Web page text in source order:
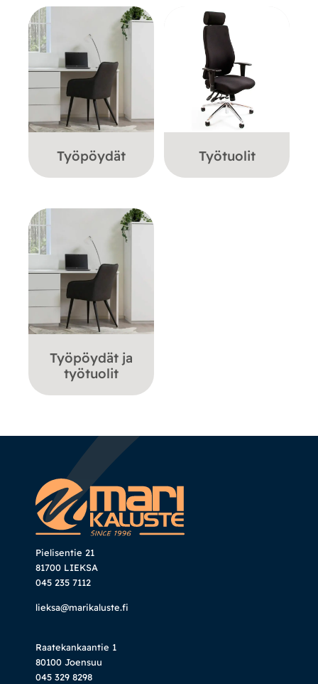
Työpöydät Työtuolit
Työpöydät ja
työtuolit
Pielisentie 21
81700 LIEKSA
045 235 7112
lieksa@marikaluste.fi
Raatekankaantie 1
80100 Joensuu
045 329 8298